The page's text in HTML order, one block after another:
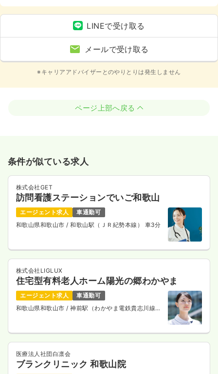
LINEで受け取る
メールで受け取る
※キャリアアドバイザーとのやりとりは発生しません
ページ上部へ戻る
条件が似ている求人
株式会社GET
訪問看護ステーションでいご和歌山
エージェント求人
車通勤可
和歌山県和歌山市 / 和歌山駅（ＪＲ紀勢本線） 車3分
株式会社LIGLUX
住宅型有料老人ホーム陽光の郷わかやま
エージェント求人
車通勤可
和歌山県和歌山市 / 神前駅（わかやま電鉄貴志川線）
医療法人社団白凛会
ブランクリニック 和歌山院